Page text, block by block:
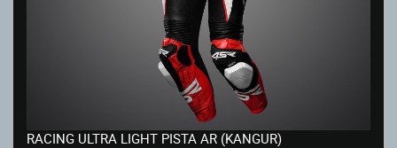
RACING ULTRA LIGHT PISTA AR (KANGUR)